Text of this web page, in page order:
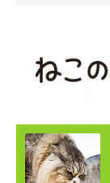
※記事と一部写
い。